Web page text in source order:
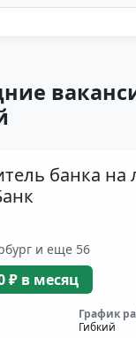
банка
и еще 56
₽ в месяц
График
Гибкий